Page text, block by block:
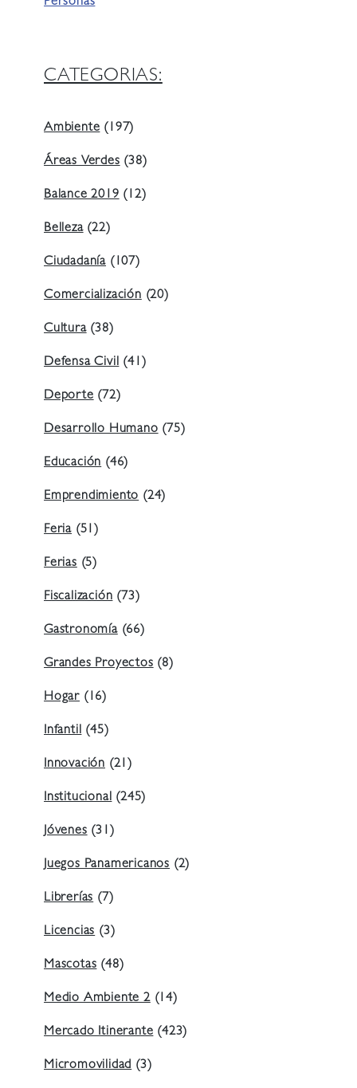
Personas
CATEGORIAS:
Ambiente(197)
Áreas Verdes(38)
Balance 2019(12)
Belleza(22)
Ciudadanía (107)
Comercialización(20)
Cultura(38)
Defensa Civil(41)
Deporte(72)
Desarrollo Humano(75)
Educación(46)
Emprendimiento(24)
Feria (51)
Ferias(5)
Fiscalización(73)
Gastronomía(66)
Grandes Proyectos(8)
Hogar (16)
Infantil(45)
Innovación (21)
Institucional(245)
Jóvenes(31)
Juegos Panamericanos (2)
Librerías(7)
Licencias(3)
Mascotas(48)
Medio Ambiente 2(14)
Mercado Itinerante(423)
Micromovilidad(3)